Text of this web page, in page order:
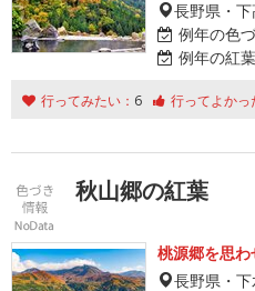
長野県・
例年の色
例年の紅
行ってみたい： 6 行ってよかっ
秋山郷の紅葉
桃源郷を思
長野県・